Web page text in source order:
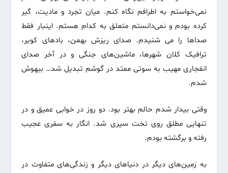
نمی‌خواستم به اطرافم نگاه کنم. میان تجرد و مادیت، گیر
کرده بودم و نمی‌دانستم متعلق به کدام هستم. اینبار فقط
صداها را می شنیدم. صدای ریزش بهمن، بادهای کویر،
ترافیک کلان شهرها، ماشین‌های جنگی و در آخر صدای
انفجاری مهیب به سوتی ممتد در گوشم تبدیل شد… بیهوش
شدم.
وقتی بیدار شدم حالم بهتر بود. دو روز در خوابی عمیق و در
تنهایی مطلق روی تخت سپری شد. انگار به سفری عجیب
رفته و برگشته بودم.
به زمین‌های دیگر در دنیاهای دیگر و زندگی‌های متفاوت در